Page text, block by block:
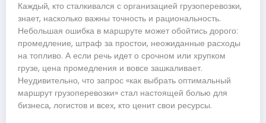
Каждый, кто сталкивался с организацией грузоперевозки,
знает, насколько важны точность и рациональность.
Небольшая ошибка в маршруте может обойтись дорого:
промедление, штраф за простои, неожиданные расходы
на топливо. А если речь идет о срочном или хрупком
грузе, цена промедления и вовсе зашкаливает.
Неудивительно, что запрос «как выбрать оптимальный
маршрут грузоперевозки» стал настоящей болью для
бизнеса, логистов и всех, кто ценит свои ресурсы.